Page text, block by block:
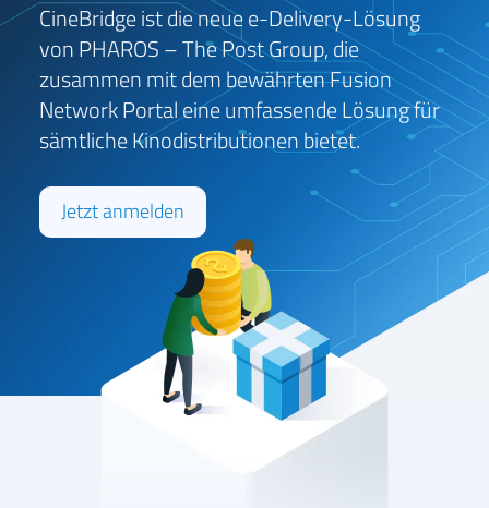
CineBridge ist die neue e-Delivery-Lösung
von PHAROS – The Post Group, die
zusammen mit dem bewährten Fusion
Network Portal eine umfassende Lösung für
sämtliche Kinodistributionen bietet.
Jetzt anmelden